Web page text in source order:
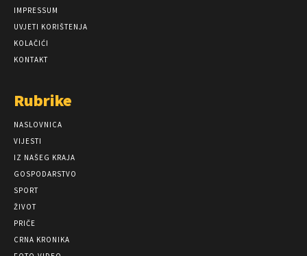
IMPRESSUM
UVJETI KORIŠTENJA
KOLAČIĆI
KONTAKT
Rubrike
NASLOVNICA
VIJESTI
IZ NAŠEG KRAJA
GOSPODARSTVO
SPORT
ŽIVOT
PRIČE
CRNA KRONIKA